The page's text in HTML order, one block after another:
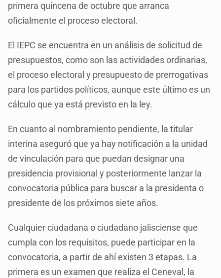
primera quincena de octubre que arranca
oficialmente el proceso electoral.
El IEPC se encuentra en un análisis de solicitud de
presupuestos, como son las actividades ordinarias,
el proceso electoral y presupuesto de prerrogativas
para los partidos políticos, aunque este último es un
cálculo que ya está previsto en la ley.
En cuanto al nombramiento pendiente, la titular
interina aseguró que ya hay notificación a la unidad
de vinculación para que puedan designar una
presidencia provisional y posteriormente lanzar la
convocatoria pública para buscar a la presidenta o
presidente de los próximos siete años.
Cualquier ciudadana o ciudadano jalisciense que
cumpla con los requisitos, puede participar en la
convocatoria, a partir de ahí existen 3 etapas. La
primera es un examen que realiza el Ceneval, la